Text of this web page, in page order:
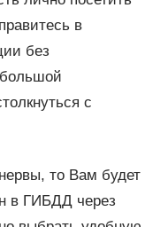
в
без
с
то Вам будет
в ГИБДД через